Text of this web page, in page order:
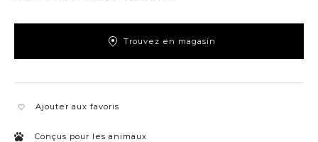
Trouvez en magasin
Ajouter aux favoris
Conçus pour les animaux